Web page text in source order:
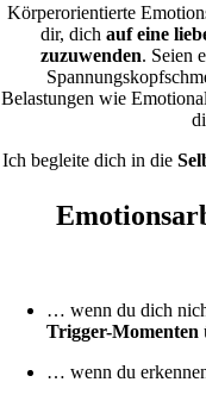
Körperorientierte
dir, dich auf eine
zuzuwenden. Seien
Belastungen wie
Ich begleite dich in die
… wenn du dich
Trigger-Momenten
… wenn du